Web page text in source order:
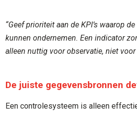
“Geef prioriteit aan de KPI’s waarop
kunnen ondernemen. Een indicator
alleen nuttig voor observatie, niet
De juiste gegevensbronnen
Een controlesysteem is alleen